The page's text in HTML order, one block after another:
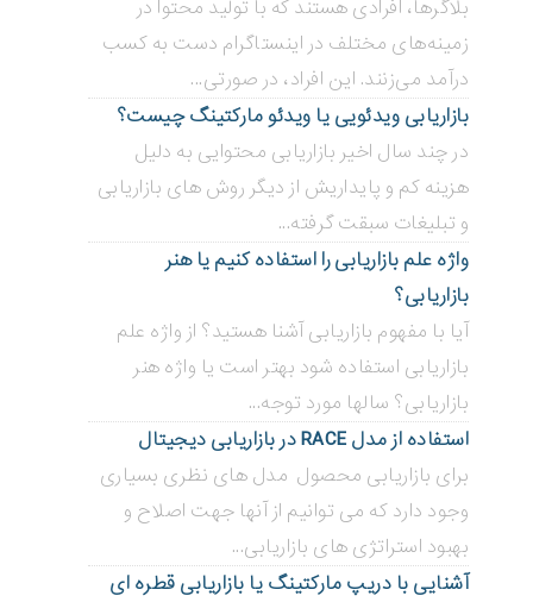
بلاگر‌ها، افرادی هستند که با تولید محتوا در
زمینه‌های مختلف در اینستاگرام دست به کسب
درآمد می‌زنند. این افراد، در صورتی...
بازاریابی ویدئویی ‌یا ویدئو مارکتینگ چیست؟
در چند سال اخیر بازاریابی محتوایی به دلیل
هزینه کم و پایداریش از دیگر روش های بازاریابی
و تبلیغات سبقت گرفته...
واژه علم بازاریابی را استفاده کنیم یا هنر
بازاریابی؟
آیا با مفهوم بازاریابی آشنا هستید؟ از واژه علم
بازاریابی استفاده شود بهتر است یا واژه هنر
بازاریابی؟ سالها مورد توجه...
استفاده از مدل RACE در بازاریابی دیجیتال
برای بازاریابی محصول مدل های نظری بسیاری
وجود دارد که می توانیم از آنها جهت اصلاح و
بهبود استراتژی های بازاریابی...
آشنایی با دریپ مارکتینگ یا بازاریابی قطره ای